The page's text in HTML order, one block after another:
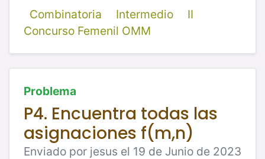
Combinatoria
Intermedio
II
Concurso Femenil OMM
Problema
P4. Encuentra todas las
asignaciones f(m,n)
Enviado por jesus el 19 de Junio de 2023